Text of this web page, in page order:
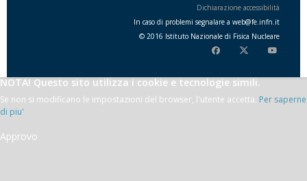
Dichiarazione accessibilità
In caso di problemi segnalare a web@fe.infn.it
© 2016 Istituto Nazionale di Fisica Nucleare
NOTA! Questo sito utilizza i cookie e tecnologie simili.
Se non si modificano le impostazioni del browser, l'utente accetta. Per saperne
di piu'
Approvo